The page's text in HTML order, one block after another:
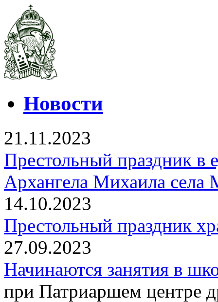
Новости
21.11.2023
Престольный праздник в
Архангела Михаила села
14.10.2023
Престольный праздник
27.09.2023
Начинаются занятия в
при Патриаршем центре